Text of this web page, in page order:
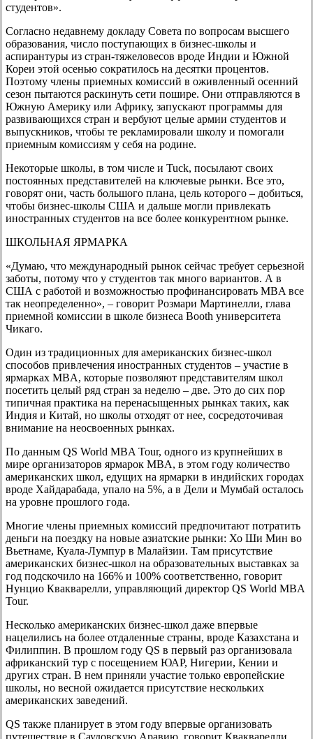
студентов».
Согласно недавнему докладу Совета по вопросам высшего
образования, число поступающих в бизнес-школы и
аспирантуры из стран-тяжеловесов вроде Индии и Южной
Кореи этой осенью сократилось на десятки процентов.
Поэтому члены приемных комиссий в оживленный осенний
сезон пытаются раскинуть сети пошире. Они отправляются в
Южную Америку или Африку, запускают программы для
развивающихся стран и вербуют целые армии студентов и
выпускников, чтобы те рекламировали школу и помогали
приемным комиссиям у себя на родине.
Некоторые школы, в том числе и Tuck, посылают своих
постоянных представителей на ключевые рынки. Все это,
говорят они, часть большого плана, цель которого – добиться,
чтобы бизнес-школы США и дальше могли привлекать
иностранных студентов на все более конкурентном рынке.
ШКОЛЬНАЯ ЯРМАРКА
«Думаю, что международный рынок сейчас требует серьезной
заботы, потому что у студентов так много вариантов. А в
США с работой и возможностью профинансировать MBA все
так неопределенно», – говорит Розмари Мартинелли, глава
приемной комиссии в школе бизнеса Booth университета
Чикаго.
Один из традиционных для американских бизнес-школ
способов привлечения иностранных студентов – участие в
ярмарках MBA, которые позволяют представителям школ
посетить целый ряд стран за неделю – две. Это до сих пор
типичная практика на перенасыщенных рынках таких, как
Индия и Китай, но школы отходят от нее, сосредоточивая
внимание на неосвоенных рынках.
По данным QS World MBA Tour, одного из крупнейших в
мире организаторов ярмарок MBA, в этом году количество
американских школ, едущих на ярмарки в индийских городах
вроде Хайдарабада, упало на 5%, а в Дели и Мумбай осталось
на уровне прошлого года.
Многие члены приемных комиссий предпочитают потратить
деньги на поездку на новые азиатские рынки: Хо Ши Мин во
Вьетнаме, Куала-Лумпур в Малайзии. Там присутствие
американских бизнес-школ на образовательных выставках за
год подскочило на 166% и 100% соответственно, говорит
Нунцио Квакварелли, управляющий директор QS World MBA
Tour.
Несколько американских бизнес-школ даже впервые
нацелились на более отдаленные страны, вроде Казахстана и
Филиппин. В прошлом году QS в первый раз организовала
африканский тур с посещением ЮАР, Нигерии, Кении и
других стран. В нем приняли участие только европейские
школы, но весной ожидается присутствие нескольких
американских заведений.
QS также планирует в этом году впервые организовать